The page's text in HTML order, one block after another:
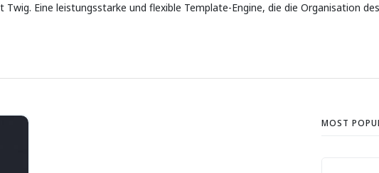
Twig. Eine leistungsstarke und flexible Template-Engine, die die Organisation
MOST